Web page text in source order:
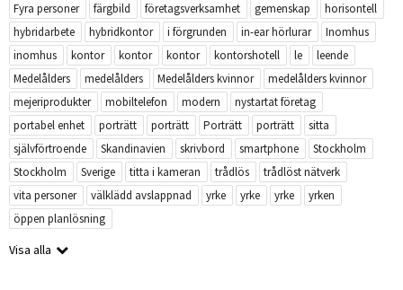
Fyra personer
färgbild företagsverksamhet gemenskap
horisontell
hybridarbete
hybridkontor i förgrunden in-ear hörlurar
Inomhus
inomhus
kontor kontor kontor kontorshotell le
leende
Medelålders
medelålders Medelålders kvinnor
medelålders kvinnor
mejeriprodukter
mobiltelefon modern
nystartat företag
portabel enhet
porträtt porträtt Porträtt porträtt
sitta
självförtroende
Skandinavien skrivbord smartphone
Stockholm
Stockholm
Sverige titta i kameran trådlös
trådlöst nätverk
vita personer
välklädd avslappnad yrke yrke yrke
yrken
öppen planlösning
Visa alla